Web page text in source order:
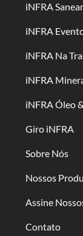
iNFRA
iNFRA
iNFRA Na
iNFRA
iNFRA Óleo
Giro iNFRA
Sobre Nós
Nossos
Assine
Contato